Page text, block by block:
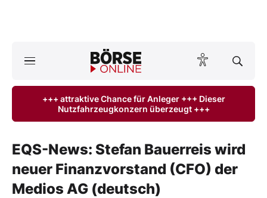
ktuelle Ausgabe BÖRSE ONLINE lesen
Finanz-Check
+++ attraktive Chance für Anleger +++ Dieser
Nutzfahrzeugkonzern überzeugt +++
EQS-News: Stefan Bauerreis wird
neuer Finanzvorstand (CFO) der
Medios AG (deutsch)